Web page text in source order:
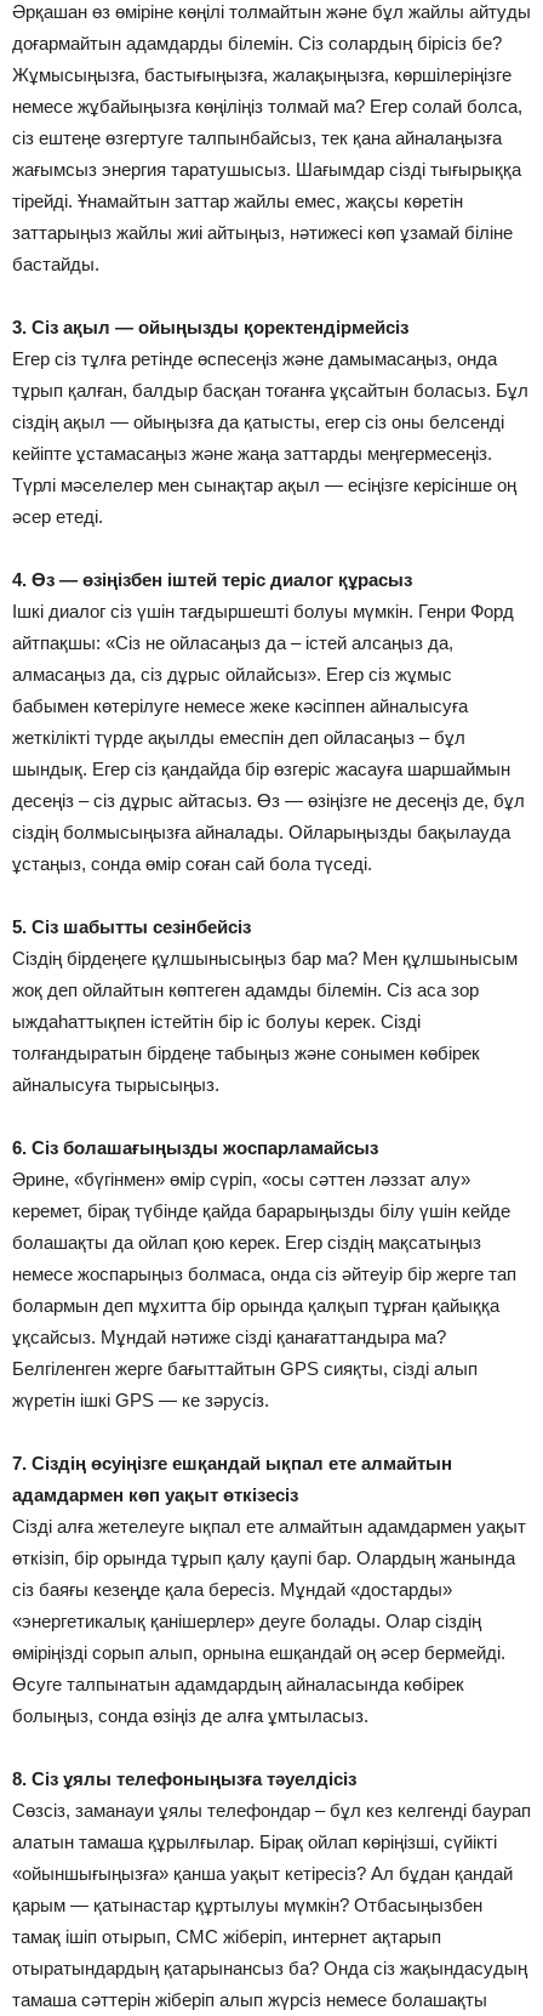
Әрқашан өз өміріне көңілі толмайтын және бұл жайлы айтуды
доғармайтын адамдарды білемін. Сіз солардың бірісіз бе?
Жұмысыңызға, бастығыңызға, жалақыңызға, көршілеріңізге
немесе жұбайыңызға көңіліңіз толмай ма? Егер солай болса,
сіз ештеңе өзгертуге талпынбайсыз, тек қана айналаңызға
жағымсыз энергия таратушысыз. Шағымдар сізді тығырыққа
тірейді. Ұнамайтын заттар жайлы емес, жақсы көретін
заттарыңыз жайлы жиі айтыңыз, нәтижесі көп ұзамай біліне
бастайды.
3. Сіз ақыл — ойыңызды қоректендірмейсіз
Егер сіз тұлға ретінде өспесеңіз және дамымасаңыз, онда
тұрып қалған, балдыр басқан тоғанға ұқсайтын боласыз. Бұл
сіздің ақыл — ойыңызға да қатысты, егер сіз оны белсенді
кейіпте ұстамасаңыз және жаңа заттарды меңгермесеңіз.
Түрлі мәселелер мен сынақтар ақыл — есіңізге керісінше оң
әсер етеді.
4. Өз — өзіңізбен іштей теріс диалог құрасыз
Ішкі диалог сіз үшін тағдыршешті болуы мүмкін. Генри Форд
айтпақшы: «Сіз не ойласаңыз да – істей алсаңыз да,
алмасаңыз да, сіз дұрыс ойлайсыз». Егер сіз жұмыс
бабымен көтерілуге немесе жеке кәсіппен айналысуға
жеткілікті түрде ақылды емеспін деп ойласаңыз – бұл
шындық. Егер сіз қандайда бір өзгеріс жасауға шаршаймын
десеңіз – сіз дұрыс айтасыз. Өз — өзіңізге не десеңіз де, бұл
сіздің болмысыңызға айналады. Ойларыңызды бақылауда
ұстаңыз, сонда өмір соған сай бола түседі.
5. Сіз шабытты сезінбейсіз
Сіздің бірдеңеге құлшынысыңыз бар ма? Мен құлшынысым
жоқ деп ойлайтын көптеген адамды білемін. Сіз аса зор
ыждаһаттықпен істейтін бір іс болуы керек. Сізді
толғандыратын бірдеңе табыңыз және сонымен көбірек
айналысуға тырысыңыз.
6. Сіз болашағыңызды жоспарламайсыз
Әрине, «бүгінмен» өмір сүріп, «осы сәттен ләззат алу»
керемет, бірақ түбінде қайда барарыңызды білу үшін кейде
болашақты да ойлап қою керек. Егер сіздің мақсатыңыз
немесе жоспарыңыз болмаса, онда сіз әйтеуір бір жерге тап
болармын деп мұхитта бір орында қалқып тұрған қайыққа
ұқсайсыз. Мұндай нәтиже сізді қанағаттандыра ма?
Белгіленген жерге бағыттайтын GPS сияқты, сізді алып
жүретін ішкі GPS — ке зәрусіз.
7. Сіздің өсуіңізге ешқандай ықпал ете алмайтын
адамдармен көп уақыт өткізесіз
Сізді алға жетелеуге ықпал ете алмайтын адамдармен уақыт
өткізіп, бір орында тұрып қалу қаупі бар. Олардың жанында
сіз баяғы кезеңде қала бересіз. Мұндай «достарды»
«энергетикалық қанішерлер» деуге болады. Олар сіздің
өміріңізді сорып алып, орнына ешқандай оң әсер бермейді.
Өсуге талпынатын адамдардың айналасында көбірек
болыңыз, сонда өзіңіз де алға ұмтыласыз.
8. Сіз ұялы телефоныңызға тәуелдісіз
Сөзсіз, заманауи ұялы телефондар – бұл кез келгенді баурап
алатын тамаша құрылғылар. Бірақ ойлап көріңізші, сүйікті
«ойыншығыңызға» қанша уақыт кетіресіз? Ал бұдан қандай
қарым — қатынастар құртылуы мүмкін? Отбасыңызбен
тамақ ішіп отырып, СМС жіберіп, интернет ақтарып
отыратындардың қатарынансыз ба? Онда сіз жақындасудың
тамаша сәттерін жіберіп алып жүрсіз немесе болашақты